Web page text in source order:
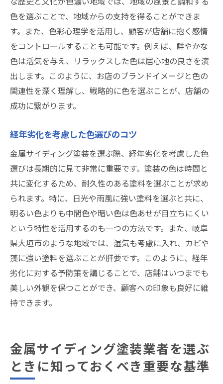
色を選ぶことで、地域からの支持を得ることができま
す。また、色彩心理学を活用し、顧客が店舗に抱く感情
をコントロールすることも可能です。例えば、鮮やかな
色は活気を与え、リラックスした色は居心地の良さを演
出します。このように、お店のブランドイメージと色の
関連性を深く理解し、戦略的に色を選ぶことが、店舗の
成功に繋がります。
経年劣化を考慮した色選びのコツ
金属サイディング塗装を選ぶ際、経年劣化を考慮した色
選びは長期的に見て非常に重要です。塗装の色は時間と
共に変化するため、耐久性のある塗料を選ぶことが求め
られます。特に、日光や雨風に強い塗料を選ぶと共に、
明るい色よりも中間色や暗い色は色あせが目立ちにくい
という特性を活用するのも一つの方法です。また、岐阜
県大垣市のような地域では、湿気も考慮に入れ、カビや
藻に強い塗料を選ぶことが肝要です。このように、経年
劣化に対する予防策を講じることで、店舗はいつまでも
美しい外観を保つことができ、顧客への印象も良好に維
持できます。
金属サイディング塗装業者を選ぶ
ときに知っておくべき重要な基準